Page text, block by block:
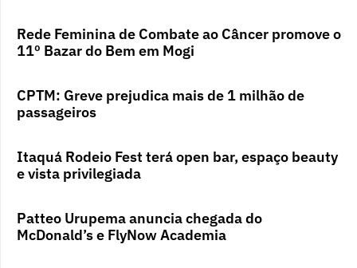
Rede Feminina de Combate ao Câncer promove o
11º Bazar do Bem em Mogi
CPTM: Greve prejudica mais de 1 milhão de
passageiros
Itaquá Rodeio Fest terá open bar, espaço beauty
e vista privilegiada
Patteo Urupema anuncia chegada do
McDonald’s e FlyNow Academia